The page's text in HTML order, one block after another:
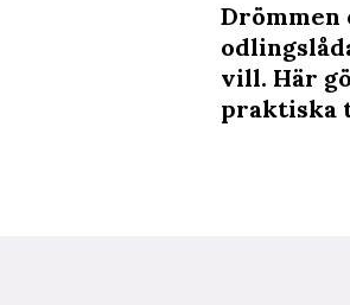
Drömmen
vill. Här
praktiska